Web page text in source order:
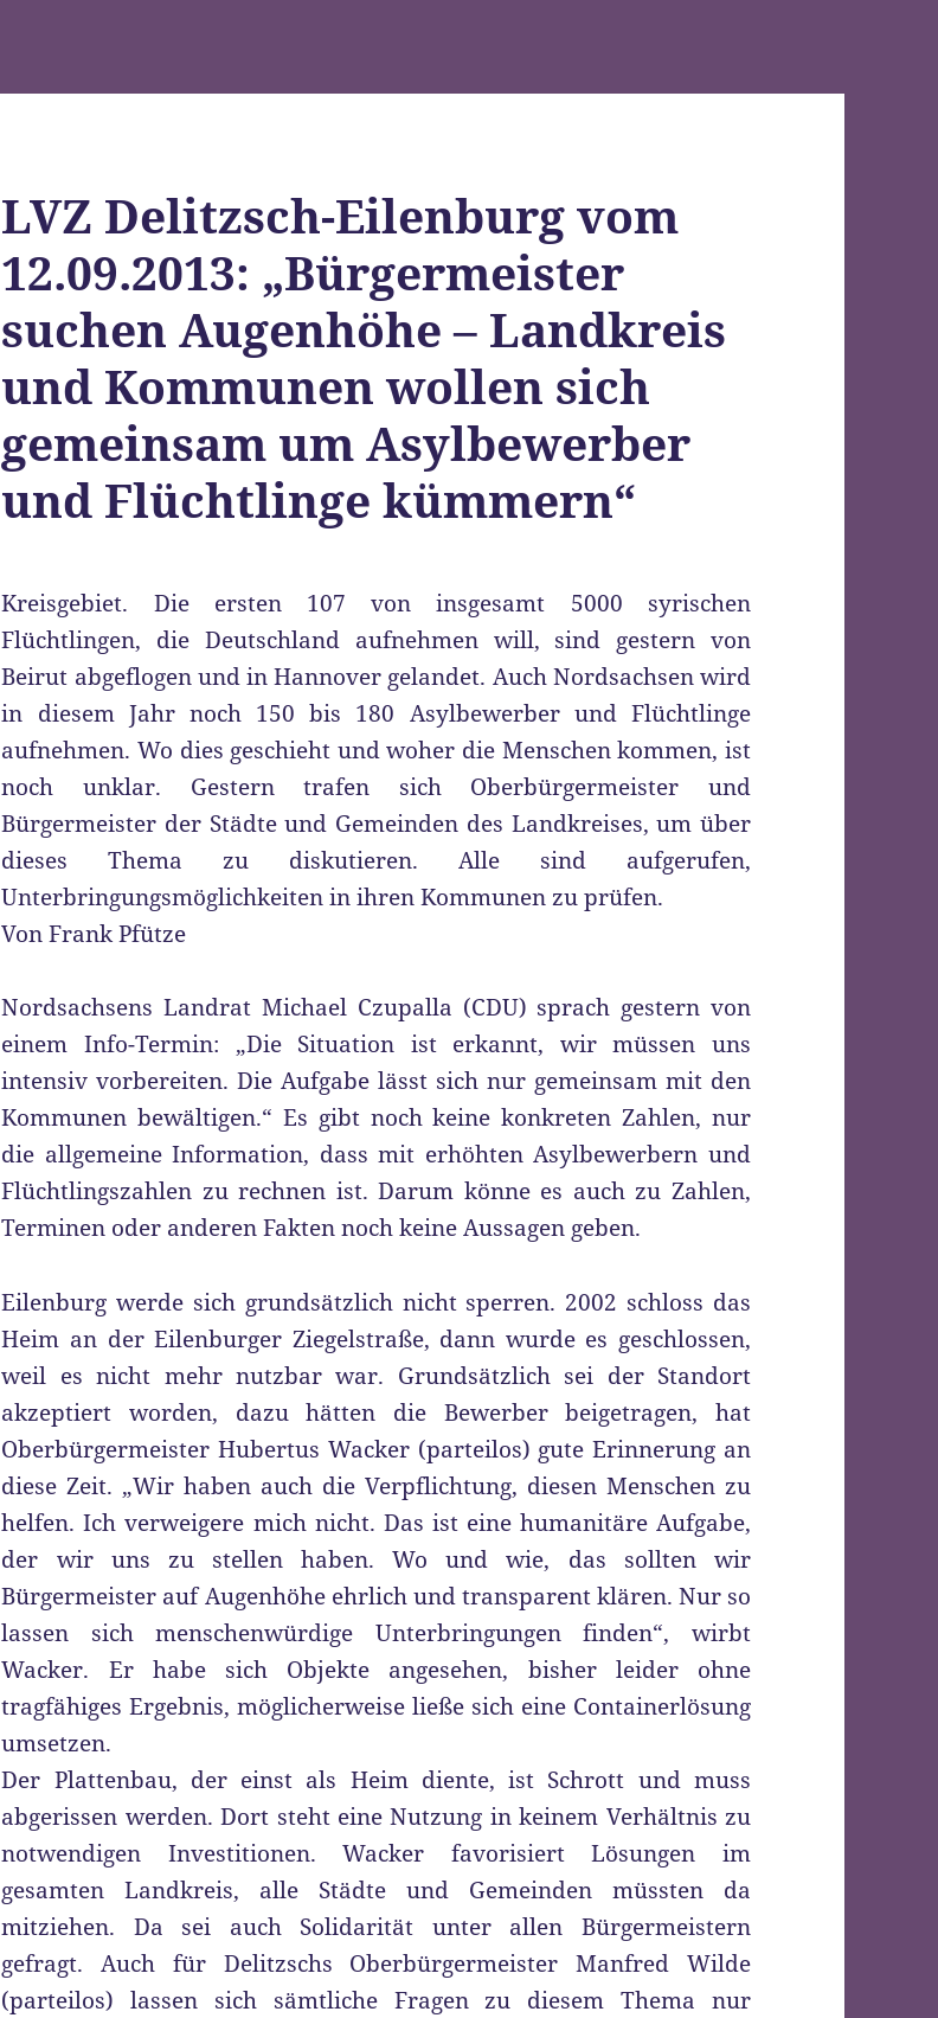
LVZ Delitzsch-Eilenburg vom
12.09.2013: „Bürgermeister
suchen Augenhöhe – Landkreis
und Kommunen wollen sich
gemeinsam um Asylbewerber
und Flüchtlinge kümmern“
Kreisgebiet. Die ersten 107 von insgesamt 5000 syrischen
Flüchtlingen, die Deutschland aufnehmen will, sind gestern von
Beirut abgeflogen und in Hannover gelandet. Auch Nordsachsen wird
in diesem Jahr noch 150 bis 180 Asylbewerber und Flüchtlinge
aufnehmen. Wo dies geschieht und woher die Menschen kommen, ist
noch unklar. Gestern trafen sich Oberbürgermeister und
Bürgermeister der Städte und Gemeinden des Landkreises, um über
dieses Thema zu diskutieren. Alle sind aufgerufen,
Unterbringungsmöglichkeiten in ihren Kommunen zu prüfen.
Von Frank Pfütze
Nordsachsens Landrat Michael Czupalla (CDU) sprach gestern von
einem Info-Termin: „Die Situation ist erkannt, wir müssen uns
intensiv vorbereiten. Die Aufgabe lässt sich nur gemeinsam mit den
Kommunen bewältigen.“ Es gibt noch keine konkreten Zahlen, nur
die allgemeine Information, dass mit erhöhten Asylbewerbern und
Flüchtlingszahlen zu rechnen ist. Darum könne es auch zu Zahlen,
Terminen oder anderen Fakten noch keine Aussagen geben.
Eilenburg werde sich grundsätzlich nicht sperren. 2002 schloss das
Heim an der Eilenburger Ziegelstraße, dann wurde es geschlossen,
weil es nicht mehr nutzbar war. Grundsätzlich sei der Standort
akzeptiert worden, dazu hätten die Bewerber beigetragen, hat
Oberbürgermeister Hubertus Wacker (parteilos) gute Erinnerung an
diese Zeit. „Wir haben auch die Verpflichtung, diesen Menschen zu
helfen. Ich verweigere mich nicht. Das ist eine humanitäre Aufgabe,
der wir uns zu stellen haben. Wo und wie, das sollten wir
Bürgermeister auf Augenhöhe ehrlich und transparent klären. Nur so
lassen sich menschenwürdige Unterbringungen finden“, wirbt
Wacker. Er habe sich Objekte angesehen, bisher leider ohne
tragfähiges Ergebnis, möglicherweise ließe sich eine Containerlösung
umsetzen.
Der Plattenbau, der einst als Heim diente, ist Schrott und muss
abgerissen werden. Dort steht eine Nutzung in keinem Verhältnis zu
notwendigen Investitionen. Wacker favorisiert Lösungen im
gesamten Landkreis, alle Städte und Gemeinden müssten da
mitziehen. Da sei auch Solidarität unter allen Bürgermeistern
gefragt. Auch für Delitzschs Oberbürgermeister Manfred Wilde
(parteilos) lassen sich sämtliche Fragen zu diesem Thema nur